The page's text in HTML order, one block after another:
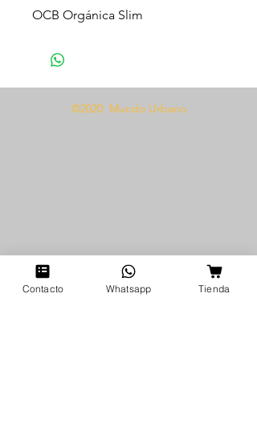
OCB Orgánica Slim
©2020 Mundo Urbano
Contacto Whatsapp Tienda